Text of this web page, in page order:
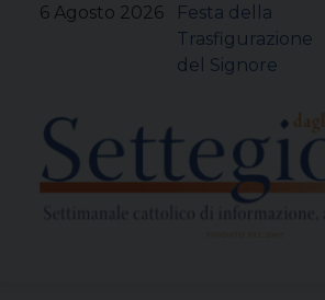
6 Agosto 2026
Festa della
Trasfigurazione
del Signore